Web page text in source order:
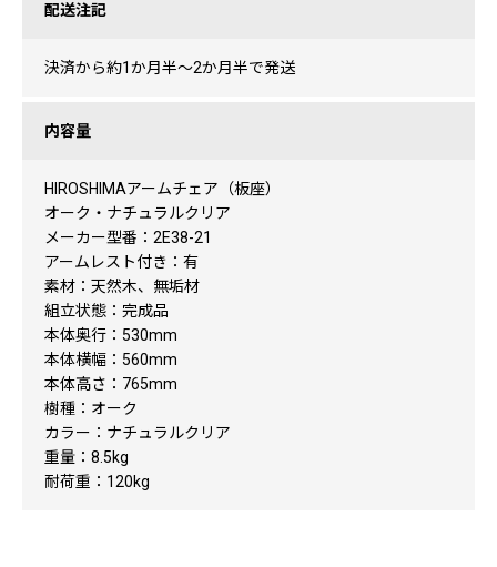
配送注記
決済から約1か月半～2か月半で発送
内容量
HIROSHIMAアームチェア（板座）
オーク・ナチュラルクリア
メーカー型番：2E38-21
アームレスト付き：有
素材：天然木、無垢材
組立状態：完成品
本体奥行：530mm
本体横幅：560mm
本体高さ：765mm
樹種：オーク
カラー：ナチュラルクリア
重量：8.5kg
耐荷重：120kg